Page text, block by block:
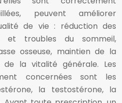
peuvent améliorer
de vie : réduction des
et troubles du sommeil,
osseuse, maintien de la
la vitalité générale. Les
concernées sont les
la testostérone, la